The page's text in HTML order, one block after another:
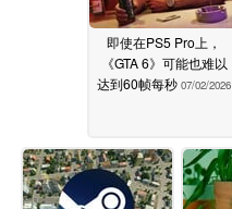
即使在PS5 Pro上，
《GTA 6》可能也难以
达到60帧每秒 07/02/2026